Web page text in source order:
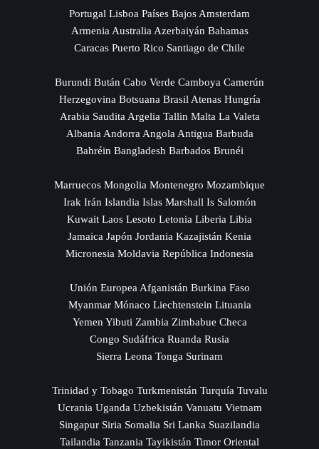
Portugal Lisboa Países Bajos Amsterdam
Armenia Australia Azerbaiyán Bahamas
Caracas Puerto Rico Santiago de Chile
Burundi Bután Cabo Verde Camboya Camerún
Herzegovina Botsuana Brasil Atenas Hungría
Arabia Saudita Argelia Tallin Malta La Valeta
Albania Andorra Angola Antigua Barbuda
Bahréin Bangladesh Barbados Brunéi
Marruecos Mongolia Montenegro Mozambique
Irak Irán Islandia Islas Marshall Is Salomón
Kuwait Laos Lesoto Letonia Liberia Libia
Jamaica Japón Jordania Kazajistán Kenia
Micronesia Moldavia República Indonesia
Unión Europea Afganistán Burkina Faso
Myanmar Mónaco Liechtenstein Lituania
Yemen Yibuti Zambia Zimbabue Checa
Congo Sudáfrica Ruanda Rusia
Sierra Leona Tonga Surinam
Trinidad y Tobago Turkmenistán Turquía Tuvalu
Ucrania Uganda Uzbekistán Vanuatu Vietnam
Singapur Siria Somalia Sri Lanka Suazilandia
Tailandia Tanzania Tayikistán Timor Oriental